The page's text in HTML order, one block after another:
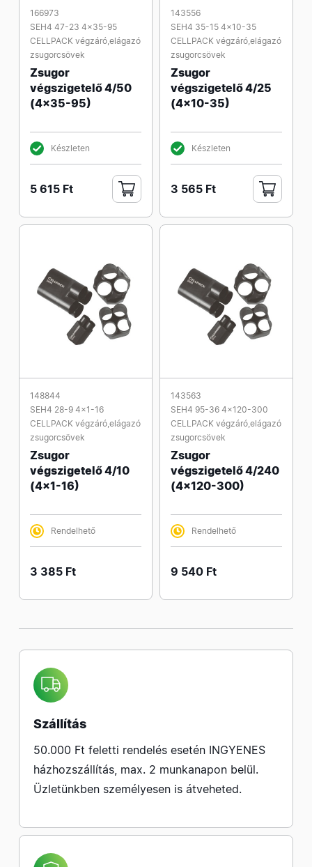
166973
SEH4 47-23 4x35-95
CELLPACK végzáró,elágazó
zsugorcsövek
Zsugor
végszigetelő 4/50
(4x35-95)
Készleten
5 615 Ft
143556
SEH4 35-15 4x10-35
CELLPACK végzáró,elágazó
zsugorcsövek
Zsugor
végszigetelő 4/25
(4x10-35)
Készleten
3 565 Ft
148844
SEH4 28-9 4x1-16
CELLPACK végzáró,elágazó
zsugorcsövek
Zsugor
végszigetelő 4/10
(4x1-16)
Rendelhető
3 385 Ft
143563
SEH4 95-36 4x120-300
CELLPACK végzáró,elágazó
zsugorcsövek
Zsugor
végszigetelő 4/240
(4x120-300)
Rendelhető
9 540 Ft
Szállítás
50.000 Ft feletti rendelés esetén INGYENES
házhozszállítás, max. 2 munkanapon belül.
Üzletünkben személyesen is átveheted.